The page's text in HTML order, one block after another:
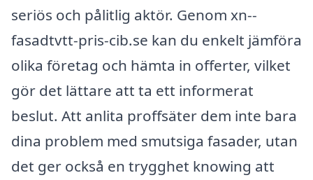
seriös och pålitlig aktör. Genom xn--
fasadtvtt-pris-cib.se kan du enkelt jämföra
olika företag och hämta in offerter, vilket
gör det lättare att ta ett informerat
beslut. Att anlita proffsäter dem inte bara
dina problem med smutsiga fasader, utan
det ger också en trygghet knowing att